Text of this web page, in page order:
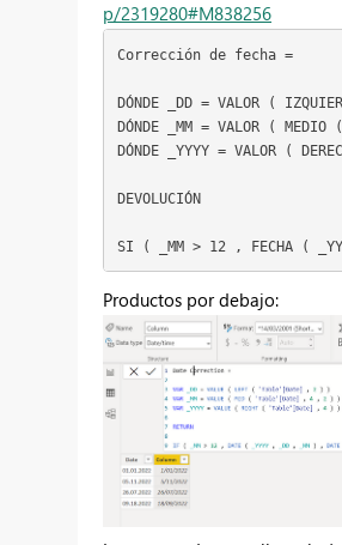
p/2319280#M838256
Corrección de fecha =
DÓNDE _DD = VALOR (
DÓNDE
_MM = VALOR ( MEDIO (
DÓNDE
_YYYY = VALOR (
DEVOLUCIÓN
SI ( _MM > 12 , FECHA (
Productos por debajo: